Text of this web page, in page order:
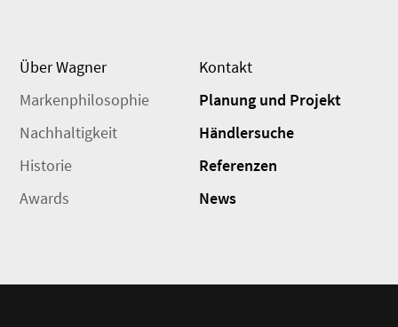
Über Wagner
Markenphilosophie
Nachhaltigkeit
Historie
Awards
Kontakt
Planung und Projekt
Händlersuche
Referenzen
News